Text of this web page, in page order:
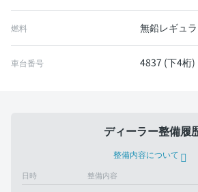
燃料 無鉛レギュ
車台番号 4837 (下4桁)
ディーラー整備履
整備内容について
日時 整備内容